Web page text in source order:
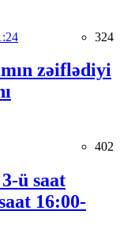
324
zəiflədiyi
402
ü saat
16:00-